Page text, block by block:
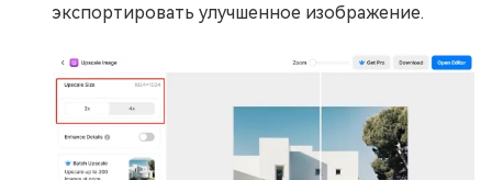
экспортировать улучшенное изображение.